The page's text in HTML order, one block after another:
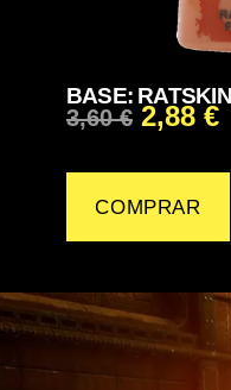
BASE:
3,60€ 2,88 €
COMPRAR